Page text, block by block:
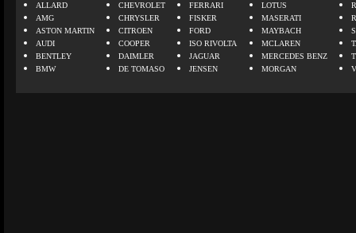
ALLARD
AMG
ASTON MARTIN
AUDI
BENTLEY
BMW
CHEVROLET
CHRYSLER
CITROEN
COOPER
DAIMLER
DE TOMASO
FERRARI
FISKER
FORD
ISO RIVOLTA
JAGUAR
JENSEN
LOTUS
MASERATI
MAYBACH
MCLAREN
MERCEDES BENZ
MORGAN